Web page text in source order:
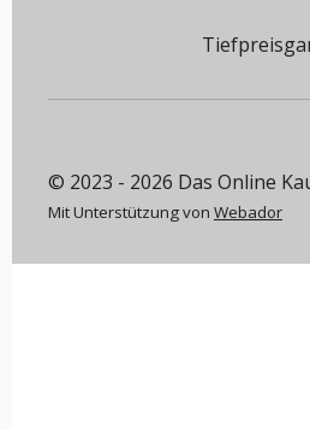
© 2023 - 2026 Das Online
Mit Unterstützung von Webador